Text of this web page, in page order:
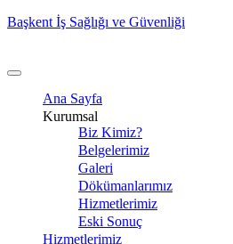
Başkent İş Sağlığı ve Güvenliği
Ana Sayfa
Kurumsal
Biz Kimiz?
Belgelerimiz
Galeri
Dökümanlarımız
Hizmetlerimiz
Eski Sonuç
Hizmetlerimiz